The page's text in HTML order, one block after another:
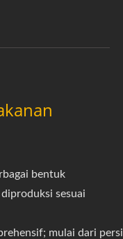
bentuk
sesuai
mulai dari